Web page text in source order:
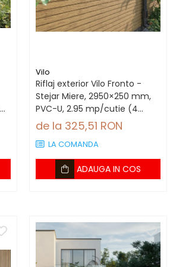
Vilo
Riflaj exterior Vilo Fronto -
Stejar Miere, 2950×250 mm,
PVC-U, 2.95 mp/cutie (4
bucăți)
de la 325,51 RON
LA COMANDA
ADAUGA IN COS